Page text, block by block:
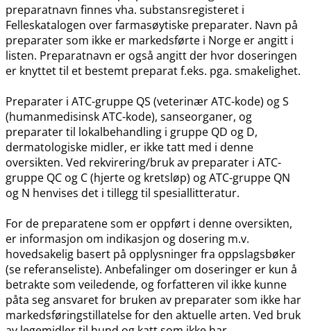
preparatnavn finnes vha. substansregisteret i
Felleskatalogen over farmasøytiske preparater. Navn på
preparater som ikke er markedsførte i Norge er angitt i
listen. Preparatnavn er også angitt der hvor doseringen
er knyttet til et bestemt preparat f.eks. pga. smakelighet.
Preparater i ATC-gruppe QS (veterinær ATC-kode) og S
(humanmedisinsk ATC-kode), sanseorganer, og
preparater til lokalbehandling i gruppe QD og D,
dermatologiske midler, er ikke tatt med i denne
oversikten. Ved rekvirering​/​bruk av preparater i ATC-
gruppe QC og C (hjerte og kretsløp) og ATC-gruppe QN
og N henvises det i tillegg til spesiallitteratur.
For de preparatene som er oppført i denne oversikten,
er informasjon om indikasjon og dosering m.v.
hovedsakelig basert på opplysninger fra oppslagsbøker
(se referanseliste). Anbefalinger om doseringer er kun å
betrakte som veiledende, og forfatteren vil ikke kunne
påta seg ansvaret for bruken av preparater som ikke har
markedsføringstillatelse for den aktuelle arten. Ved bruk